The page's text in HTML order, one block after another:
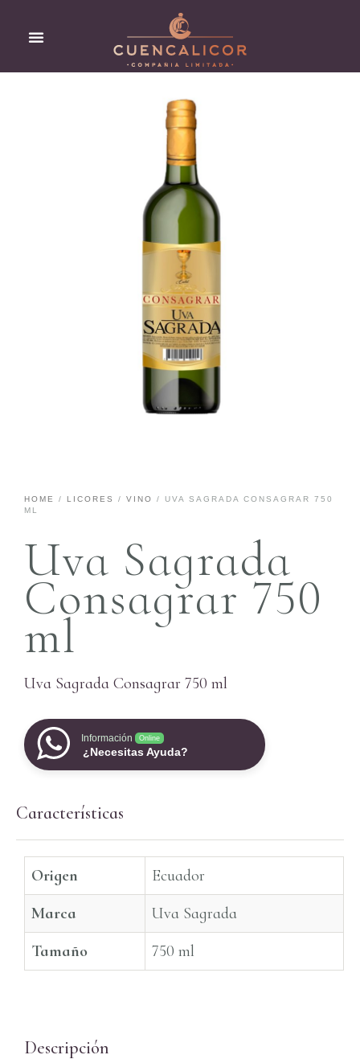
HOME / LICORES / VINO
/ UVA SAGRADA CONSAGRAR 750
ML
Uva Sagrada
Consagrar 750
ml
Uva Sagrada Consagrar 750 ml
Información Online
¿Necesitas Ayuda?
Características
Origen
Ecuador
Marca
Uva Sagrada
Tamaño
750 ml
Descripción